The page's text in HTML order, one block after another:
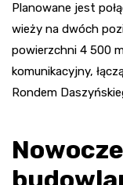
Planowane jest
wieży na dwóch
powierzchni 4 500
komunikacyjny,
Rondem